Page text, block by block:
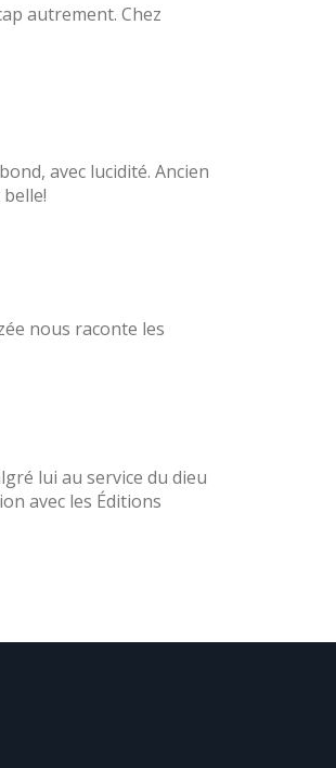
autrement. Chez
avec lucidité. Ancien
nous raconte les
lui au service du dieu
avec les Éditions